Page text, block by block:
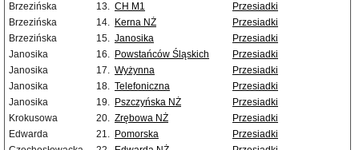
Brzezińska
13. CH M1
Przesiadki
Brzezińska
14. Kerna NŻ
Przesiadki
Brzezińska
15. Janosika
Przesiadki
Janosika
16. Powstańców Śląskich
Przesiadki
Janosika
17. Wyżynna
Przesiadki
Janosika
18. Telefoniczna
Przesiadki
Janosika
19. Pszczyńska NŻ
Przesiadki
Krokusowa
20. Zrębowa NŻ
Przesiadki
Edwarda
21. Pomorska
Przesiadki